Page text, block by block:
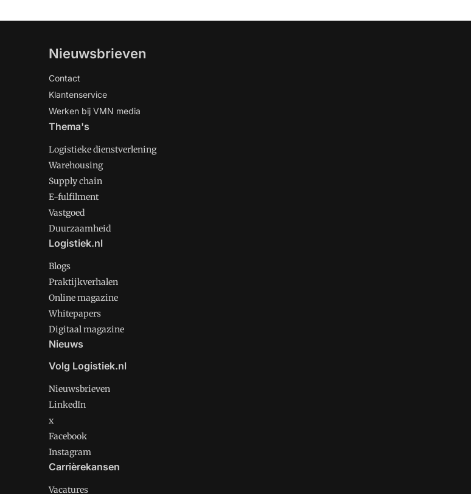
Nieuwsbrieven
Contact
Klantenservice
Werken bij VMN media
Thema's
Logistieke dienstverlening
Warehousing
Supply chain
E-fulfilment
Vastgoed
Duurzaamheid
Logistiek.nl
Blogs
Praktijkverhalen
Online magazine
Whitepapers
Digitaal magazine
Nieuws
Volg Logistiek.nl
Nieuwsbrieven
LinkedIn
x
Facebook
Instagram
Carrièrekansen
Vacatures